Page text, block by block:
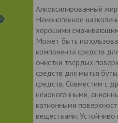
Алкоксилированный
Неионогенное
хорошими
Может быть
компонента средств
очистки твердых
средств для мытья
средств. Совместим с
неионогенными,
катионными
веществами. Устойчиво